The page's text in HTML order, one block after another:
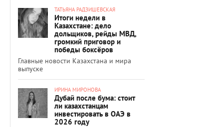
ТАТЬЯНА РАДЗИШЕВСКАЯ
Итоги недели в
Казахстане: дело
дольщиков, рейды МВД,
громкий приговор и
победы боксёров
Главные новости Казахстана и мира
выпуске
ИРИНА МИРОНОВА
Дубай после бума: стоит
ли казахстанцам
инвестировать в ОАЭ в
2026 году